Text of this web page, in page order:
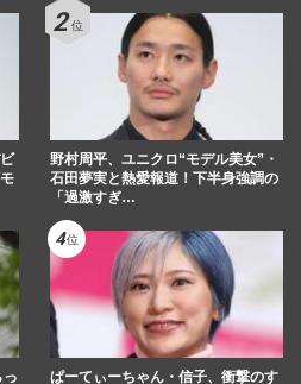
野村周平、ユニクロ“モデル美女”・
石田夢実と熱愛報道！下半身強調の
「過激すぎ…
っ
ぱーてぃーちゃん・信子、衝撃のす